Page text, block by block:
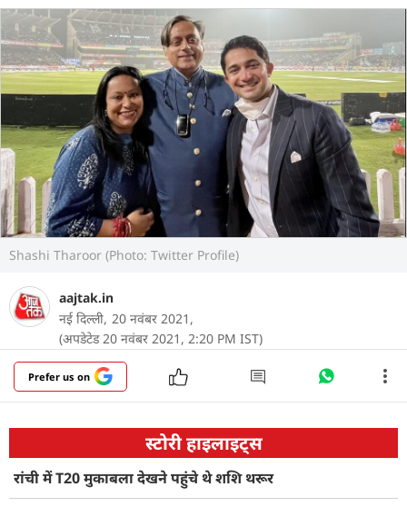
Shashi Tharoor (Photo: Twitter Profile)
aajtak.in
नई दिल्ली, 20 नवंबर 2021,
(अपडेटेड 20 नवंबर 2021, 2:20 PM IST)
Prefer us on
स्टोरी हाइलाइट्स
रांची में T20 मुकाबला देखने पहुंचे थे शशि थरूर